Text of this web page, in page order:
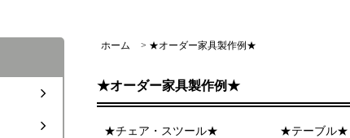
ホーム > ★オーダー家具製作例★
★オーダー家具製作例★
★チェア・スツール★ ★テーブル★